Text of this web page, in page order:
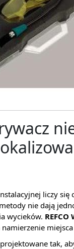
liczy się
nie dają
wycieków.
tak,